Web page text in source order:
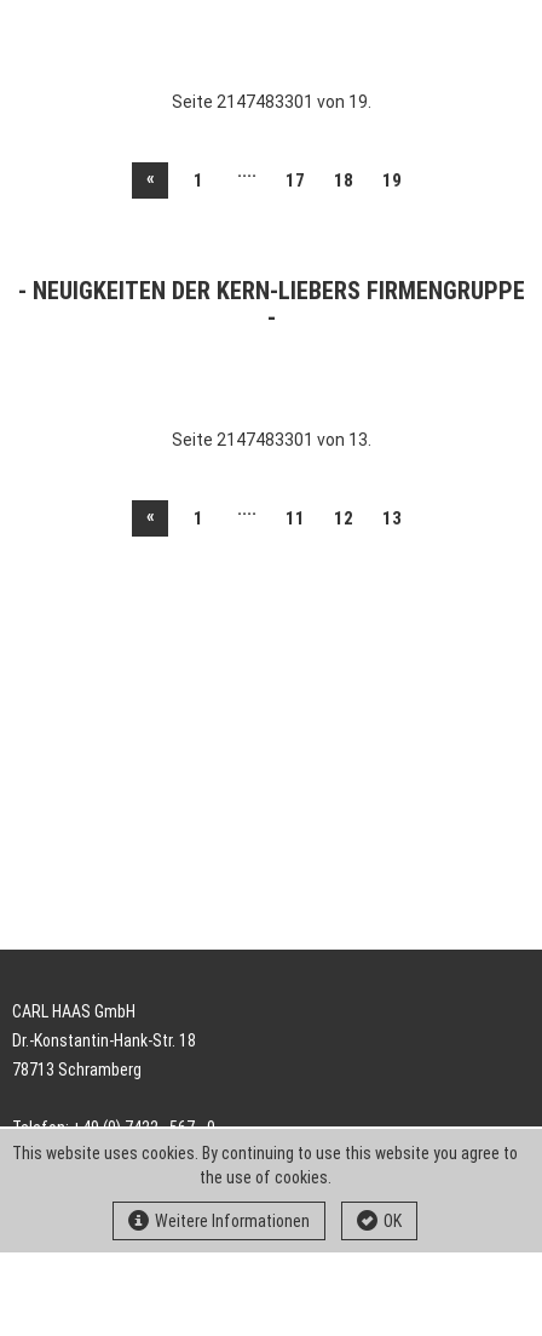
Seite 2147483301 von 19.
« 1 .... 17 18 19
NEUIGKEITEN DER KERN-LIEBERS FIRMENGRUPPE
Seite 2147483301 von 13.
« 1 .... 11 12 13
CARL HAAS GmbH
Dr.-Konstantin-Hank-Str. 18
78713 Schramberg
Telefon: +49 (0) 7422 . 567 - 0
Telefax: +49 (0) 7422 . 567 - 239
info-ch@kern-liebers.com
This website uses cookies. By continuing to use this website you agree to
the use of cookies.
Weitere Informationen OK